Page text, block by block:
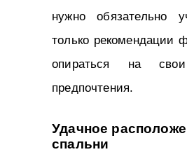
нужно обязательно
только рекомендации
опираться на
предпочтения.
Удачное
спальни